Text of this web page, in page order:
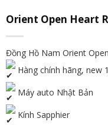
Orient Open Heart
Đồng Hồ Nam Orient
Hàng chính hãng, new
Máy auto Nhật Bản
Kính Sapphier